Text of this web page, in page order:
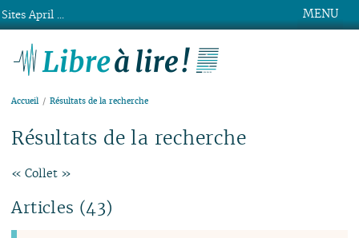
MENU
Accueil Résultats de la recherche
Résultats de la recherche
« Collet »
Articles (43)
Sites April ...